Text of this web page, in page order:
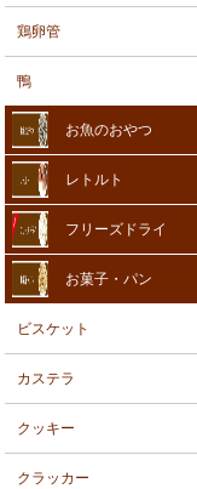
鶏卵管
鴨
お魚のおやつ
レトルト
フリーズドライ
お菓子・パン
ビスケット
カステラ
クッキー
クラッカー